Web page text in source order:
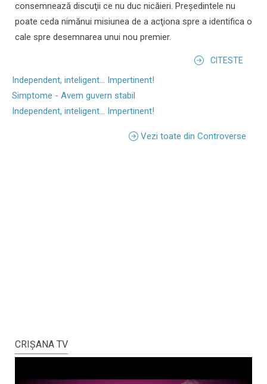
consemnează discuţii ce nu duc nicăieri. Preşedintele nu
poate ceda nimănui misiunea de a acţiona spre a identifica o
cale spre desemnarea unui nou premier.
CITESTE
Independent, inteligent... Impertinent!
Simptome - Avem guvern stabil
Independent, inteligent... Impertinent!
Vezi toate din Controverse
CRIŞANA TV